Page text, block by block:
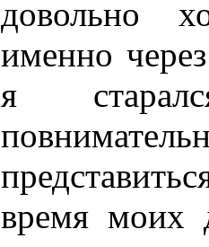
довольно
именно
я
время моих